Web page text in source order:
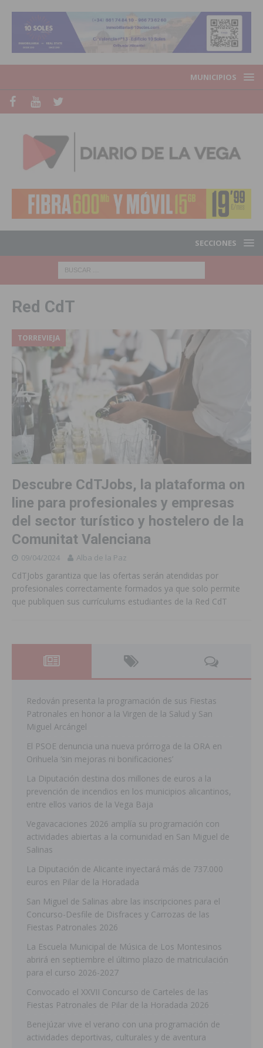
MUNICIPIOS
SECCIONES
Red CdT
TORREVIEJA
Descubre CdTJobs, la plataforma on
line para profesionales y empresas
del sector turístico y hostelero de la
Comunitat Valenciana
09/04/2024 Alba de la Paz
CdTJobs garantiza que las ofertas serán atendidas por
profesionales correctamente formados ya que solo permite
que publiquen sus currículums estudiantes de la Red CdT
Redován presenta la programación de sus Fiestas
Patronales en honor a la Virgen de la Salud y San
Miguel Arcángel
El PSOE denuncia una nueva prórroga de la ORA en
Orihuela ‘sin mejoras ni bonificaciones’
La Diputación destina dos millones de euros a la
prevención de incendios en los municipios alicantinos,
entre ellos varios de la Vega Baja
Vegavacaciones 2026 amplía su programación con
actividades abiertas a la comunidad en San Miguel de
Salinas
La Diputación de Alicante inyectará más de 737.000
euros en Pilar de la Horadada
San Miguel de Salinas abre las inscripciones para el
Concurso-Desfile de Disfraces y Carrozas de las
Fiestas Patronales 2026
La Escuela Municipal de Música de Los Montesinos
abrirá en septiembre el último plazo de matriculación
para el curso 2026-2027
Convocado el XXVII Concurso de Carteles de las
Fiestas Patronales de Pilar de la Horadada 2026
Benejúzar vive el verano con una programación de
actividades deportivas, culturales y de aventura